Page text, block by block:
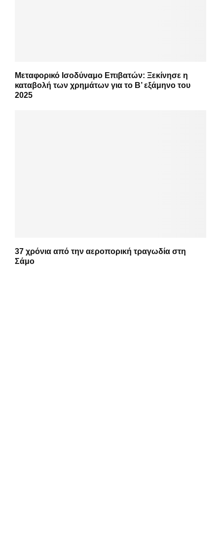
Μεταφορικό Ισοδύναμο Επιβατών: Ξεκίνησε η
καταβολή των χρημάτων για το Β’ εξάμηνο του
2025
37 χρόνια από την αεροπορική τραγωδία στη
Σάμο